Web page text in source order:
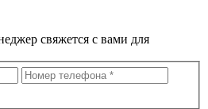
свяжется с вами для